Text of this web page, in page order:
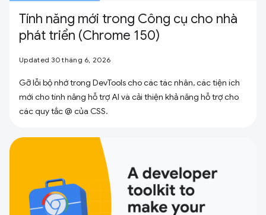
Tính năng mới trong Công cụ cho nhà
phát triển (Chrome 150)
Updated 30 tháng 6, 2026
Gỡ lỗi bộ nhớ trong DevTools cho các tác nhân, các tiện ích
mới cho tính năng hỗ trợ AI và cải thiện khả năng hỗ trợ cho
các quy tắc @ của CSS.